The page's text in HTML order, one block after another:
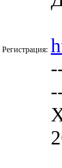
Регистрация: